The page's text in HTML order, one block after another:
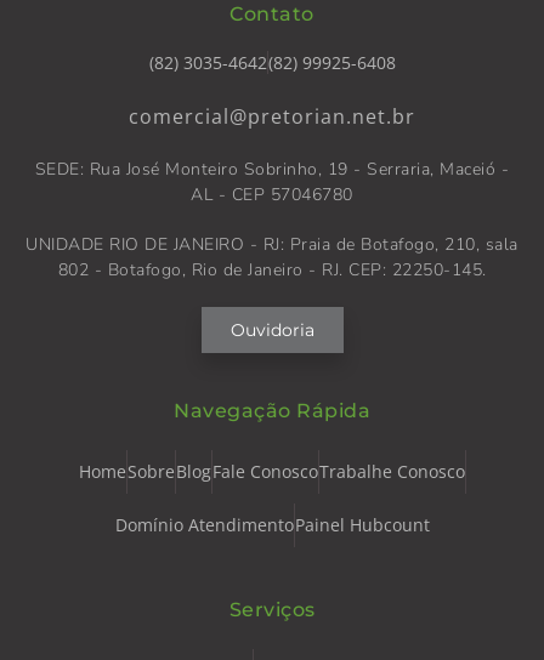
Contato
(82) 3035-4642(82) 99925-6408
comercial@pretorian.net.br
SEDE: Rua José Monteiro Sobrinho, 19 - Serraria, Maceió -
AL - CEP 57046780
UNIDADE RIO DE JANEIRO - RJ: Praia de Botafogo, 210, sala
802 - Botafogo, Rio de Janeiro - RJ. CEP: 22250-145.
Ouvidoria
Navegação Rápida
HomeSobreBlogFale ConoscoTrabalhe Conosco
Domínio AtendimentoPainel Hubcount
Serviços